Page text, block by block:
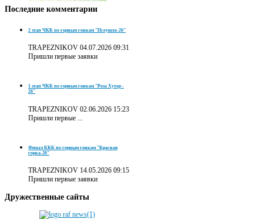
Последние комментарии
2 этап ЧКК по горным гонкам "Псеушхо-26"
TRAPEZNIKOV 04.07.2026 09:31
Пришли первые заявки
1 этап ЧКК по горным гонкам "Роза Хутор -
26"
TRAPEZNIKOV 02.06.2026 15:23
Пришли первые ...
Финал ККК по горным гонкам "Красная
горка-26"
TRAPEZNIKOV 14.05.2026 09:15
Пришли первые заявки
Дружественные сайты